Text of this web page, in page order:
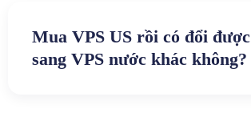
Mua VPS US rồi có đổi được
sang VPS nước khác không?